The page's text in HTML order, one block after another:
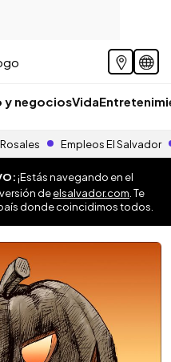
y negociosVida
Empleos El Salvador
¡Estás navegando en el
deelsalvador.com . Te
donde coincidimos todos.